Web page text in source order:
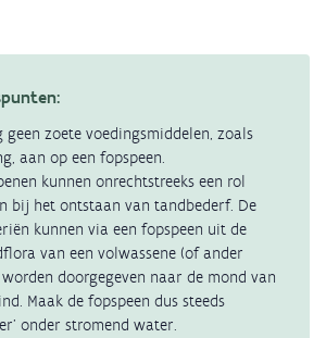
geen zoete voedingsmiddelen, zoals
aan op een fopspeen.
kunnen onrechtstreeks een rol
bij het ontstaan van tandbederf. De
kunnen via een fopspeen uit de
van een volwassene (of ander
doorgegeven naar de mond van
Maak de fopspeen dus steeds
onder stromend water.